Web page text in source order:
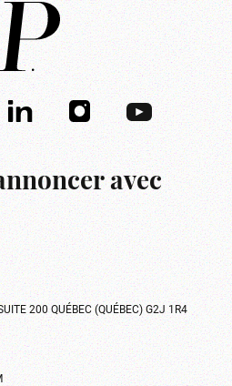
avec
200 QUÉBEC (QUÉBEC) G2J 1R4